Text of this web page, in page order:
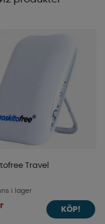
Travel
i lager
KÖP!